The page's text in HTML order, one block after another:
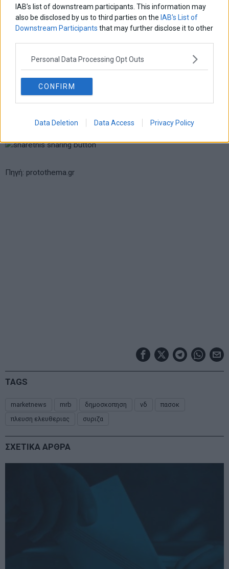
IAB’s list of downstream participants. This information may
also be disclosed by us to third parties on the IAB’s List of
Downstream Participants that may further disclose it to other
Personal Data Processing Opt Outs
CONFIRM
Data Deletion Data Access Privacy Policy
πριν 13 λεπτά
Πηγή: protothema.gr
TAGS
marketnews mrb δημοσκοπηση νδ
πασοκ
πλευση ελευθεριας
συριζα
ΣΧΕΤΙΚΑ ΑΡΘΡΑ